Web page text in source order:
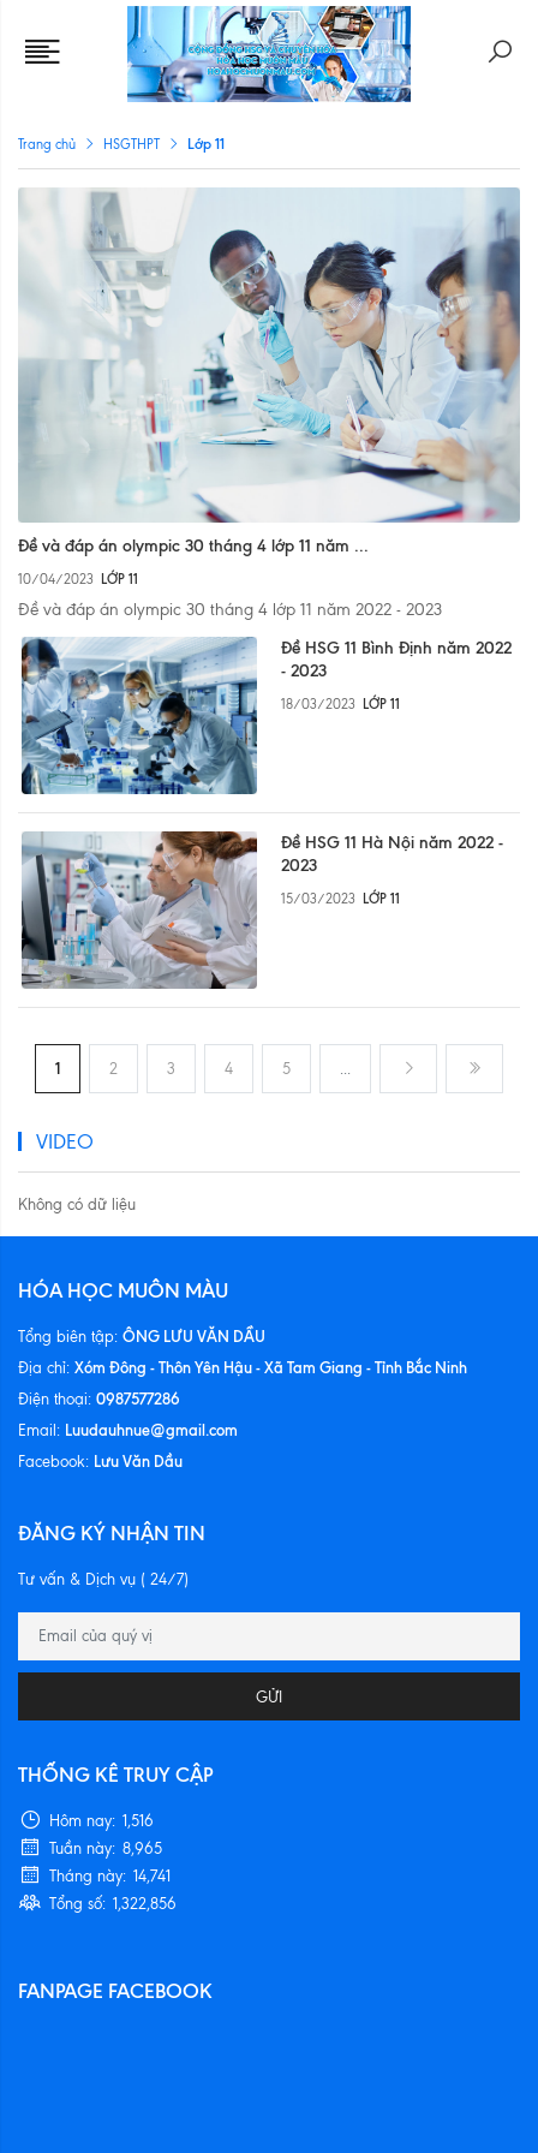
Trang chủ HSGTHPT Lớp 11
Đề và đáp án olympic 30 tháng 4 lớp 11 năm ...
10/04/2023 LỚP 11
Đề và đáp án olympic 30 tháng 4 lớp 11 năm 2022 - 2023
Đề HSG 11 Bình Định năm 2022
- 2023
18/03/2023 LỚP 11
Đề HSG 11 Hà Nội năm 2022 -
2023
15/03/2023 LỚP 11
1 2 3 4 5
VIDEO
Không có dữ liệu
HÓA HỌC MUÔN MÀU
Tổng biên tập: ÔNG LƯU VĂN DẦU
Địa chỉ: Xóm Đông - Thôn Yên Hậu - Xã Tam Giang - Tỉnh Bắc Ninh
Điện thoại: 0987577286
Email: Luudauhnue@gmail.com
Facebook: Lưu Văn Dầu
ĐĂNG KÝ NHẬN TIN
Tư vấn & Dịch vụ ( 24/7)
GỬI
THỐNG KÊ TRUY CẬP
Hôm nay: 1,516
Tuần này: 8,965
Tháng này: 14,741
Tổng số: 1,322,856
FANPAGE FACEBOOK